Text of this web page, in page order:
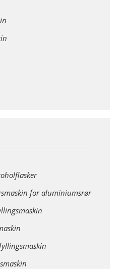
for aluminiumsrør